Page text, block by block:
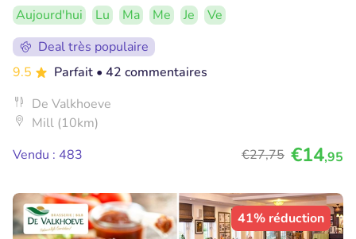
Aujourd'hui Lu Ma Me Je
Ve
Deal très populaire
9.5
Parfait • 42 commentaires
De Valkhoeve
Mill (10km)
Vendu : 483
€27,75 €14,95
41% réduction